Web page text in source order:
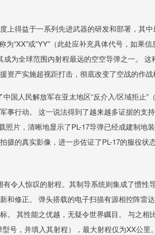
上得益于一系列先进武器的研发和部署，其
“XX”或“YY”（此处应补充具体代号，如果
为全球范围内射程最远的空空导弹之一。 这
产实施超视距打击，彻底改变了空战的作战
国人民解放军在亚太地区“反介入/区域拒止”
事行动。 这一说法得到了越来越多证据的支
片，清晰地显示了PL-17导弹已经成建制地
的真实影像，进一步佐证了PL-17的服役状态
令人惊叹的射程。其制导系统则集成了惯性
和修正。 弹头搭载的电子扫描有源相控阵雷
。 其性能之优越，无疑令世界瞩目。 与之相
号，并填入其射程），最大射程仅为XX公里